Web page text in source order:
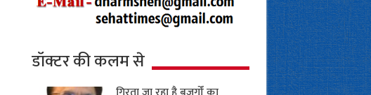
डॉक्टर की कलम से